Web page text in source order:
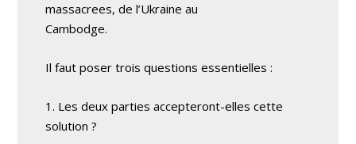
massacrees, de l’Ukraine au
Cambodge.
Il faut poser trois questions essentielles :
1. Les deux parties accepteront-elles cette
solution ?